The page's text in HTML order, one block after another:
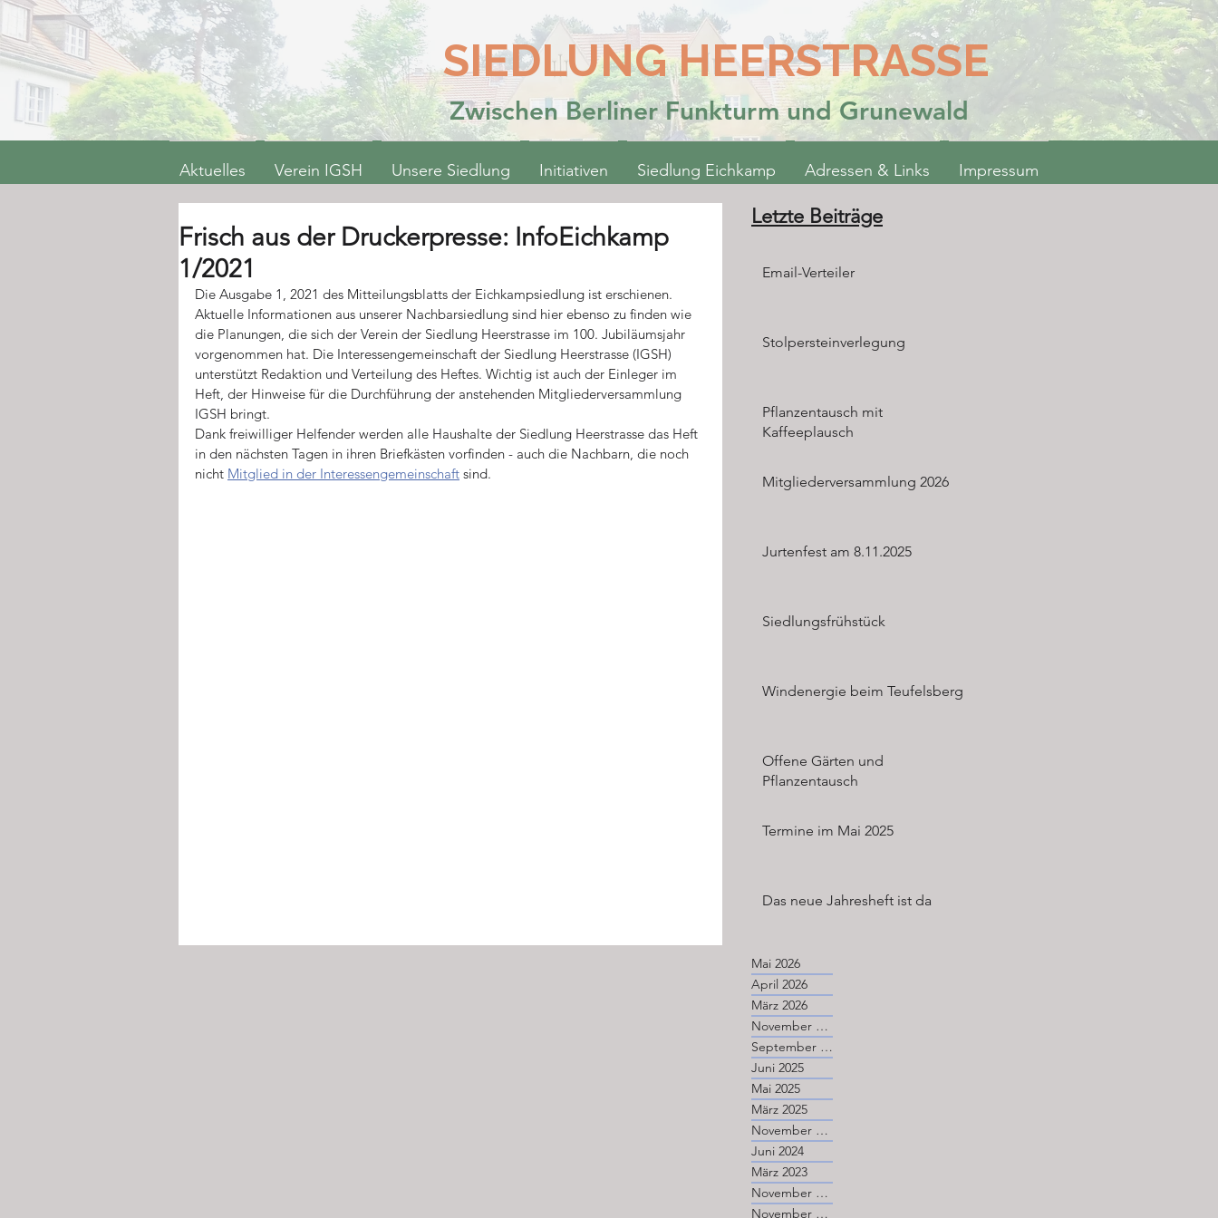
Interessengemeinschaft
SIEDLUNG HEERSTRASSE
Zwischen Berliner Funkturm und Grunewald
Aktuelles Verein IGSH Unsere Siedlung Initiativen Siedlung Eichkamp Adressen & Links Impressum
Frisch aus der Druckerpresse: InfoEichkamp
1/2021
Die Ausgabe 1, 2021 des Mitteilungsblatts der Eichkampsiedlung ist erschienen.
Aktuelle Informationen aus unserer Nachbarsiedlung sind hier ebenso zu finden wie
die Planungen, die sich der Verein der Siedlung Heerstrasse im 100. Jubiläumsjahr
vorgenommen hat. Die Interessengemeinschaft der Siedlung Heerstrasse (IGSH)
unterstützt Redaktion und Verteilung des Heftes. Wichtig ist auch der Einleger im
Heft, der Hinweise für die Durchführung der anstehenden Mitgliederversammlung
IGSH bringt.
Dank freiwilliger Helfender werden alle Haushalte der Siedlung Heerstrasse das Heft
in den nächsten Tagen in ihren Briefkästen vorfinden - auch die Nachbarn, die noch
nicht Mitglied in der Interessengemeinschaft sind.
Letzte Beiträge
Email-Verteiler
Stolpersteinverlegung
Pflanzentausch mit
Kaffeeplausch
Mitgliederversammlung 2026
Jurtenfest am 8.11.2025
Siedlungsfrühstück
Windenergie beim Teufelsberg
Offene Gärten und
Pflanzentausch
Termine im Mai 2025
Das neue Jahresheft ist da
Mai 2026
April 2026
März 2026
November 2025
September 2025
Juni 2025
Mai 2025
März 2025
November 2024
Juni 2024
März 2023
November 2022
November 2021